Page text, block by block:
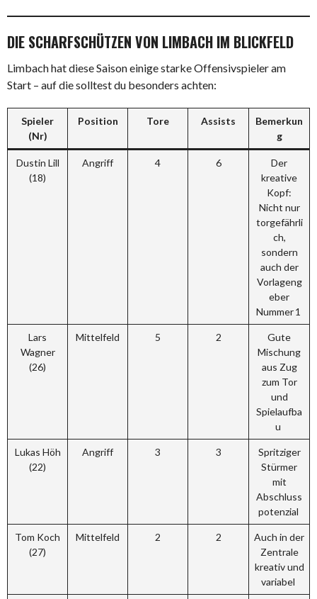
DIE SCHARFSCHÜTZEN VON LIMBACH IM BLICKFELD
Limbach hat diese Saison einige starke Offensivspieler am
Start – auf die solltest du besonders achten:
Spieler
(Nr)
Position Tore Assists
Bemerkun
g
Dustin Lill
(18)
Angriff 4 6
Der
kreative
Kopf:
Nicht nur
torgefährli
ch,
sondern
auch der
Vorlageng
eber
Nummer 1
Lars
Wagner
(26)
Mittelfeld 5 2
Gute
Mischung
aus Zug
zum Tor
und
Spielaufba
u
Lukas Höh
(22)
Angriff 3 3
Spritziger
Stürmer
mit
Abschluss
potenzial
Tom Koch
(27)
Mittelfeld 2 2
Auch in der
Zentrale
kreativ und
variabel